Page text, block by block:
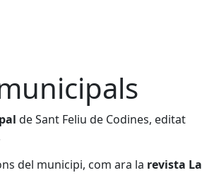
de Sant Feliu de Codines, editat
del municipi, com ara la revista La